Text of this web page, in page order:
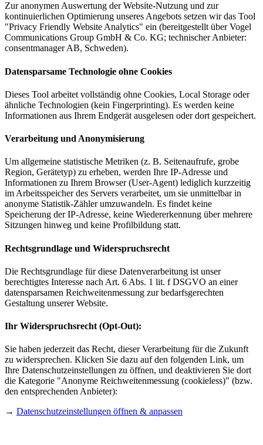
Zur anonymen Auswertung der Website-Nutzung und zur
kontinuierlichen Optimierung unseres Angebots setzen wir das Tool
"Privacy Friendly Website Analytics" ein (bereitgestellt über Vogel
Communications Group GmbH & Co. KG; technischer Anbieter:
consentmanager AB, Schweden).
Datensparsame Technologie ohne Cookies
Dieses Tool arbeitet vollständig ohne Cookies, Local Storage oder
ähnliche Technologien (kein Fingerprinting). Es werden keine
Informationen aus Ihrem Endgerät ausgelesen oder dort gespeichert.
Verarbeitung und Anonymisierung
Um allgemeine statistische Metriken (z. B. Seitenaufrufe, grobe
Region, Gerätetyp) zu erheben, werden Ihre IP-Adresse und
Informationen zu Ihrem Browser (User-Agent) lediglich kurzzeitig
im Arbeitsspeicher des Servers verarbeitet, um sie unmittelbar in
anonyme Statistik-Zähler umzuwandeln. Es findet keine
Speicherung der IP-Adresse, keine Wiedererkennung über mehrere
Sitzungen hinweg und keine Profilbildung statt.
Rechtsgrundlage und Widerspruchsrecht
Die Rechtsgrundlage für diese Datenverarbeitung ist unser
berechtigtes Interesse nach Art. 6 Abs. 1 lit. f DSGVO an einer
datensparsamen Reichweitenmessung zur bedarfsgerechten
Gestaltung unserer Website.
Ihr Widerspruchsrecht (Opt-Out):
Sie haben jederzeit das Recht, dieser Verarbeitung für die Zukunft
zu widersprechen. Klicken Sie dazu auf den folgenden Link, um
Ihre Datenschutzeinstellungen zu öffnen, und deaktivieren Sie dort
die Kategorie "Anonyme Reichweitenmessung (cookieless)" (bzw.
den entsprechenden Anbieter):
→ Datenschutzeinstellungen öffnen & anpassen